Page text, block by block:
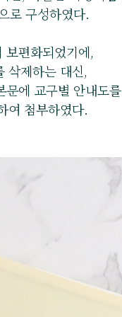
로 구성하였다.
편화되었기에,
삭제하는 대신,
에 교구별 안내도를
여 첨부하였다.​​